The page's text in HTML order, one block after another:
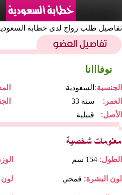
تفاصيل طلب زواج لدى خطابة
نوفااانا
السعودية الجنسية:
33 سنة
العمر:
قبيلية
الأصل:
الطول: 154 سم
لون لون البشرة: قمحي